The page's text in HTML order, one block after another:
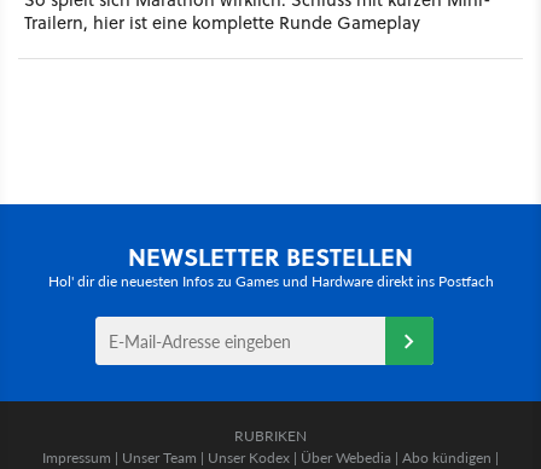
Trailern, hier ist eine komplette Runde Gameplay
NEWSLETTER BESTELLEN
Hol' dir die neuesten Infos zu Games und Hardware direkt ins Postfach
RUBRIKEN
Impressum | Unser Team | Unser Kodex | Über Webedia | Abo kündigen |